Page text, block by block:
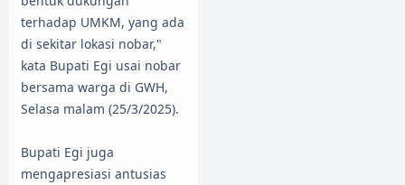
terhadap UMKM, yang ada
di sekitar lokasi nobar,"
kata Bupati Egi usai nobar
bersama warga di GWH,
Selasa malam (25/3/2025).
Bupati Egi juga
mengapresiasi antusias